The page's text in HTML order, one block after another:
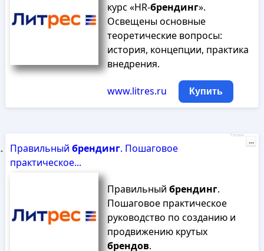
курс «HR-брендинг».
Освещены основные
теоретические вопросы:
история, концепции, практика
внедрения.
www.litres.ru Купить
Правильный брендинг. Пошаговое
практическое...
Правильный брендинг.
Пошаговое практическое
руководство по созданию и
продвижению крутых
брендов.
Реклама
...